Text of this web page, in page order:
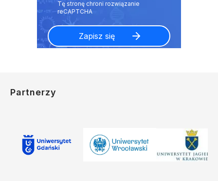
Partnerzy